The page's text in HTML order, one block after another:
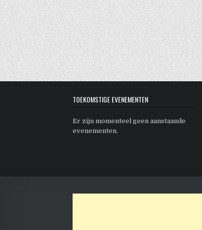
TOEKOMSTIGE EVENEMENTEN
Er zijn momenteel geen aanstaande
evenementen.